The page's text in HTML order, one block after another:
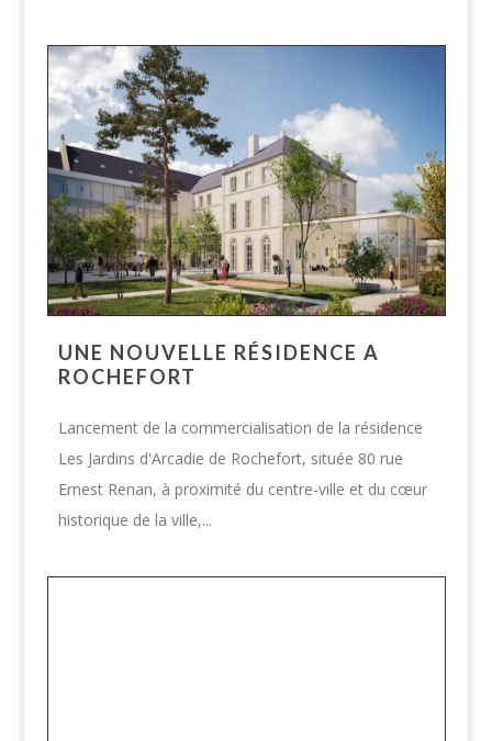
UNE NOUVELLE RÉSIDENCE A
ROCHEFORT
Lancement de la commercialisation de la résidence
Les Jardins d'Arcadie de Rochefort, située 80 rue
Ernest Renan, à proximité du centre-ville et du cœur
historique de la ville,...